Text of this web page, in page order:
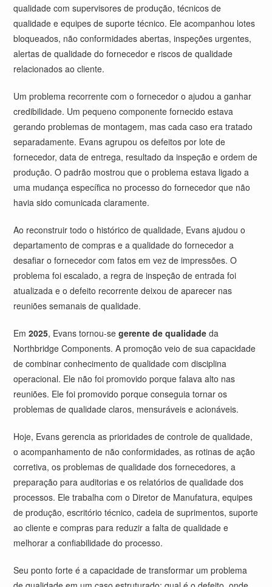
qualidade com supervisores de produção, técnicos de
qualidade e equipes de suporte técnico. Ele acompanhou lotes
bloqueados, não conformidades abertas, inspeções urgentes,
alertas de qualidade do fornecedor e riscos de qualidade
relacionados ao cliente.
Um problema recorrente com o fornecedor o ajudou a ganhar
credibilidade. Um pequeno componente fornecido estava
gerando problemas de montagem, mas cada caso era tratado
separadamente. Evans agrupou os defeitos por lote de
fornecedor, data de entrega, resultado da inspeção e ordem de
produção. O padrão mostrou que o problema estava ligado a
uma mudança específica no processo do fornecedor que não
havia sido comunicada claramente.
Ao reconstruir todo o histórico de qualidade, Evans ajudou o
departamento de compras e a qualidade do fornecedor a
desafiar o fornecedor com fatos em vez de impressões. O
problema foi escalado, a regra de inspeção de entrada foi
atualizada e o defeito recorrente deixou de aparecer nas
reuniões semanais de qualidade.
Em2025, Evans tornou-segerente de qualidade da
Northbridge Components. A promoção veio de sua capacidade
de combinar conhecimento de qualidade com disciplina
operacional. Ele não foi promovido porque falava alto nas
reuniões. Ele foi promovido porque conseguia tornar os
problemas de qualidade claros, mensuráveis e acionáveis.
Hoje, Evans gerencia as prioridades de controle de qualidade,
o acompanhamento de não conformidades, as rotinas de ação
corretiva, os problemas de qualidade dos fornecedores, a
preparação para auditorias e os relatórios de qualidade dos
processos. Ele trabalha com o Diretor de Manufatura, equipes
de produção, escritório técnico, cadeia de suprimentos, suporte
ao cliente e compras para reduzir a falta de qualidade e
melhorar a confiabilidade do processo.
Seu ponto forte é a capacidade de transformar um problema